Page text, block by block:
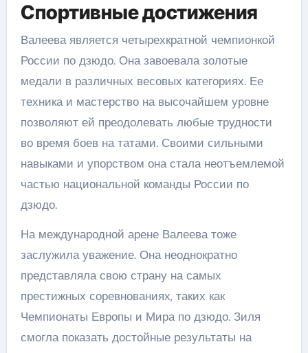
Спортивные достижения
Валеева является четырехкратной чемпионкой
России по дзюдо. Она завоевала золотые
медали в различных весовых категориях. Ее
техника и мастерство на высочайшем уровне
позволяют ей преодолевать любые трудности
во время боев на татами. Своими сильными
навыками и упорством она стала неотъемлемой
частью национальной команды России по
дзюдо.
На международной арене Валеева тоже
заслужила уважение. Она неоднократно
представляла свою страну на самых
престижных соревнованиях, таких как
Чемпионаты Европы и Мира по дзюдо. Зиля
смогла показать достойные результаты на